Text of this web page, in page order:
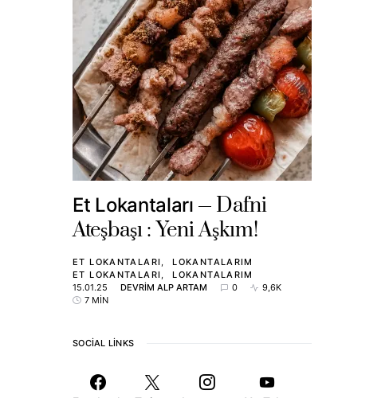
Et Lokantaları
Dafni
Ateşbaşı : Yeni Aşkım!
ET LOKANTALARI
LOKANTALARIM
ET LOKANTALARI
LOKANTALARIM
15.01.25
DEVRIM ALP ARTAM 0
9,6K
7 MIN
SOCIAL LINKS